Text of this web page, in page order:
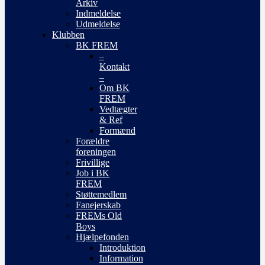
Arkiv
Indmeldelse
Udmeldelse
Klubben
BK FREM
–
Kontakt
–
Om BK
FREM
Vedtægter
& Ref
Formænd
Forældre
foreningen
Frivillige
Job i BK
FREM
Støttemedlem
Fanejerskab
FREMs Old
Boys
Hjælpefonden
Introduktion
Information